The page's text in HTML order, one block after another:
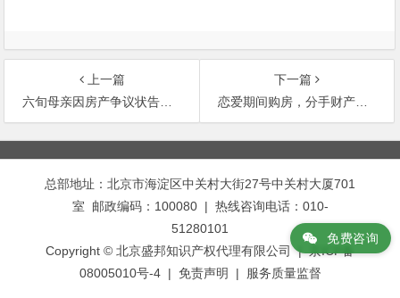
上一篇
六旬母亲因房产争议状告儿子败诉 称遭儿子殴打
下一篇
恋爱期间购房，分手财产房产如何分割？
文
章
总部地址：北京市海淀区中关村大街27号中关村大厦701
室 邮政编码：100080 | 热线咨询电话：010-
51280101
Copyright © 北京盛邦知识产权代理有限公司 | 京ICP备
08005010号-4 | 免责声明 | 服务质量监督
免费咨询